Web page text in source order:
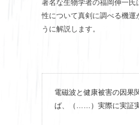
著名な生物学者の福岡伸一
性について真剣に調べる機運
うに解説します。
電磁波と健康被害の因果
ば、（……）実際に実証実